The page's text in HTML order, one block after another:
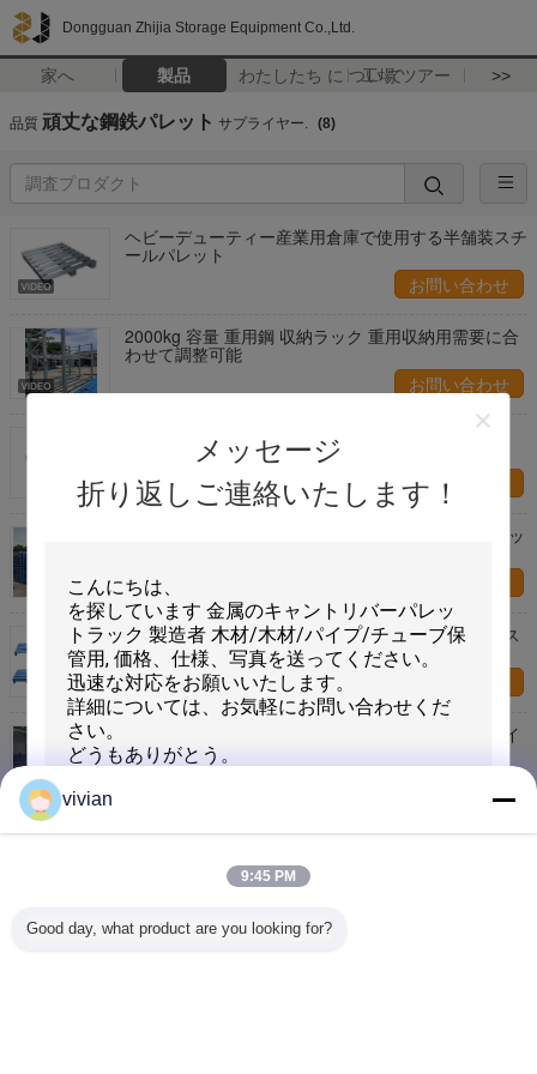
Dongguan Zhijia Storage Equipment Co.,Ltd.
家へ 製品 わたしたち に つい て工場 ツアー >>
メッセージ
折り返しご連絡いたします！
品質 頑丈な鋼鉄パレット サプライヤー. (8)
ヘビーデューティー産業用倉庫で使用する半舗装スチ
ールパレット
お問い合わせ
2000kg 容量 重用鋼 収納ラック 重用収納用需要に合
わせて調整可能
お問い合わせ
重荷倉庫用鋼パレット 鋼パレット
お問い合わせ
倉庫 メタル ユーロパレット 積み重ねられる鋼パレッ
カスタマイズされた重用鋼パレット 倉庫 双面金属ス
タッキングパレット
倉庫 重用鋼パレット 積み立てられるユーロ標準サイ
ズ
重荷倉庫用鋼パレット製造者
鉄鋼パレット 貯蔵庫 積み重ねられる金属パレット
vivian
9:45 PM
Good day, what product are you looking for?